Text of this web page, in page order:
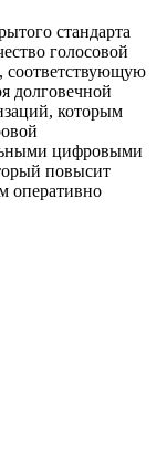
стандарта
голосовой
соответствующую
долговечной
которым
цифровыми
повысит
оперативно